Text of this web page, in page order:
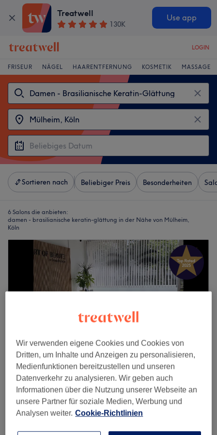
Treatwell
130K
Use app
LOGIN
FRISEUR NÄGEL HAARENTFERNUNG KOSMETIK MASSAGE
Sortieren nach Beliebiger Preis Besonderheiten
6 Salons die anbieten:
damen - brasilianische keratin-glättung in der Nähe von Mülheim,
Köln
ART OF BEAUTE • (bis zum 02.09 im
Urlaub)
5,0
463 Bewertungen
Holweide, Köln
Auf Karte anzeigen
Wir verwenden eigene Cookies und Cookies von
Dritten, um Inhalte und Anzeigen zu personalisieren,
Medienfunktionen bereitzustellen und unseren
Datenverkehr zu analysieren. Wir geben auch
Informationen über die Nutzung unserer Webseite an
unsere Partner für soziale Medien, Werbung und
Analysen weiter. Cookie-Richtlinien